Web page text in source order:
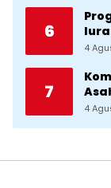
6
4
7
4